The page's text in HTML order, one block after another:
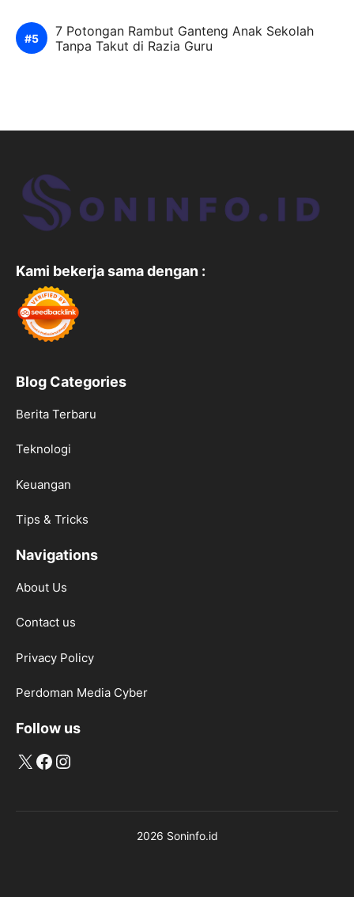
7 Potongan Rambut Ganteng Anak Sekolah
Tanpa Takut di Razia Guru
Kami bekerja sama dengan :
Blog Categories
Berita Terbaru
Teknologi
Keuangan
Tips & Tricks
Navigations
About Us
Contact us
Privacy Policy
Perdoman Media Cyber
Follow us
X Facebook
Instagram
2026 Soninfo.id